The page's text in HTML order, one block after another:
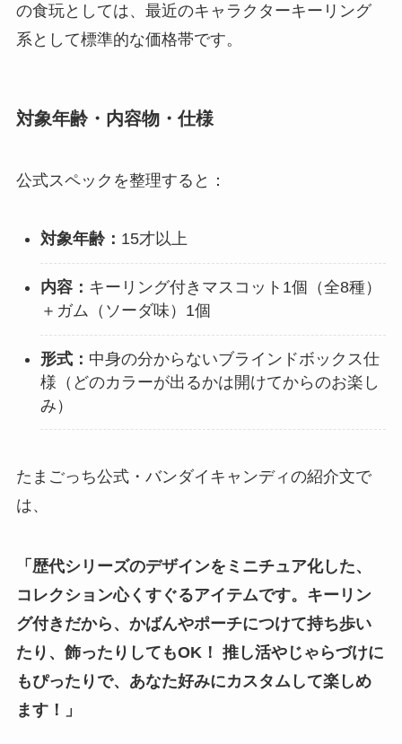
の食玩としては、最近のキャラクターキーリング
系として標準的な価格帯です。
対象年齢・内容物・仕様
公式スペックを整理すると：
対象年齢： 15才以上
内容： キーリング付きマスコット1個（全8種）
＋ガム（ソーダ味）1個
形式： 中身の分からないブラインドボックス仕
様（どのカラーが出るかは開けてからのお楽し
み）
たまごっち公式・バンダイキャンディの紹介文で
は、
「歴代シリーズのデザインをミニチュア化した、
コレクション心くすぐるアイテムです。キーリン
グ付きだから、かばんやポーチにつけて持ち歩い
たり、飾ったりしてもOK！ 推し活やじゃらづけに
もぴったりで、あなた好みにカスタムして楽しめ
ます！」